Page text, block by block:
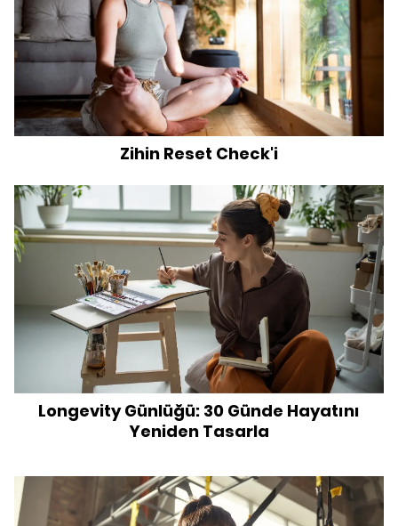
Zihin Reset Check'i
Longevity Günlüğü: 30 Günde Hayatını
Yeniden Tasarla